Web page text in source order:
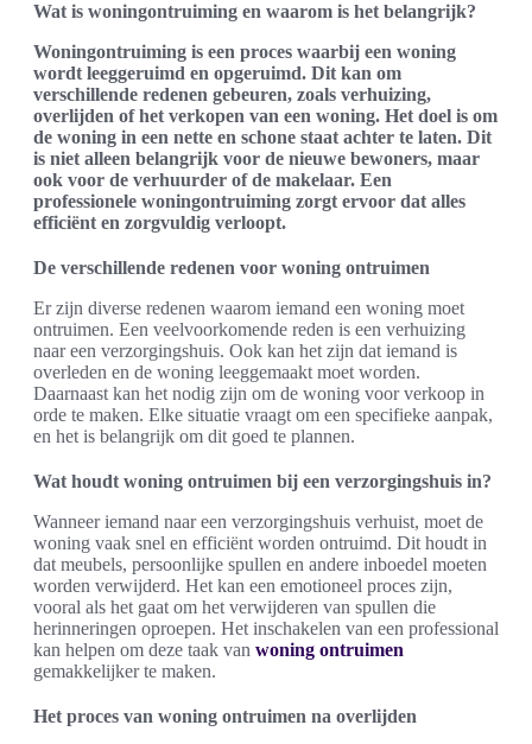
Wat is woningontruiming en waarom is het belangrijk?
Woningontruiming is een proces waarbij een woning
wordt leeggeruimd en opgeruimd. Dit kan om
verschillende redenen gebeuren, zoals verhuizing,
overlijden of het verkopen van een woning. Het doel is om
de woning in een nette en schone staat achter te laten. Dit
is niet alleen belangrijk voor de nieuwe bewoners, maar
ook voor de verhuurder of de makelaar. Een
professionele woningontruiming zorgt ervoor dat alles
efficiënt en zorgvuldig verloopt.
De verschillende redenen voor woning ontruimen
Er zijn diverse redenen waarom iemand een woning moet
ontruimen. Een veelvoorkomende reden is een verhuizing
naar een verzorgingshuis. Ook kan het zijn dat iemand is
overleden en de woning leeggemaakt moet worden.
Daarnaast kan het nodig zijn om de woning voor verkoop in
orde te maken. Elke situatie vraagt om een specifieke aanpak,
en het is belangrijk om dit goed te plannen.
Wat houdt woning ontruimen bij een verzorgingshuis in?
Wanneer iemand naar een verzorgingshuis verhuist, moet de
woning vaak snel en efficiënt worden ontruimd. Dit houdt in
dat meubels, persoonlijke spullen en andere inboedel moeten
worden verwijderd. Het kan een emotioneel proces zijn,
vooral als het gaat om het verwijderen van spullen die
herinneringen oproepen. Het inschakelen van een professional
kan helpen om deze taak van woning ontruimen
gemakkelijker te maken.
Het proces van woning ontruimen na overlijden